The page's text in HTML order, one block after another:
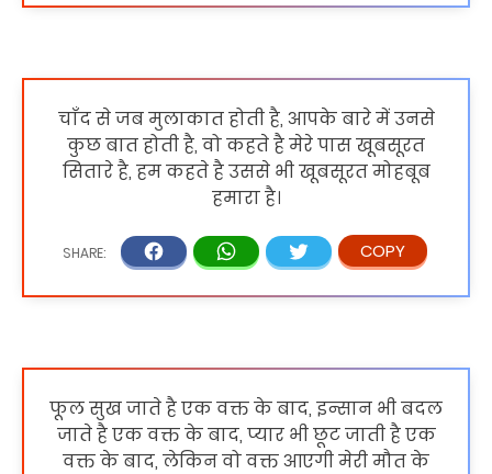
चाँद से जब मुलाकात होती है, आपके बारे में उनसे
कुछ बात होती है, वो कहते है मेरे पास खूबसूरत
सितारे है, हम कहते है उससे भी खूबसूरत मोहबूब
हमारा है।
फूल सुख जाते है एक वक्त के बाद, इन्सान भी बदल
जाते है एक वक्त के बाद, प्यार भी छूट जाती है एक
वक्त के बाद, लेकिन वो वक्त आएगी मेरी मौत के